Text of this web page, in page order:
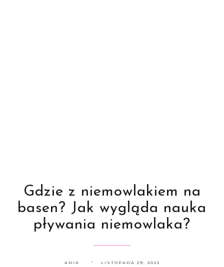
Gdzie z niemowlakiem na
basen? Jak wygląda nauka
pływania niemowlaka?
ANIA LISTOPADA 29, 2022